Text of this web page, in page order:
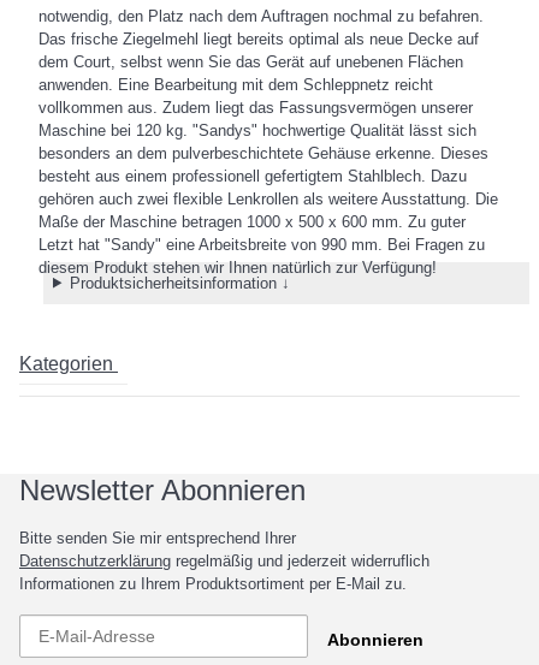
notwendig, den Platz nach dem Auftragen nochmal zu befahren.
Das frische Ziegelmehl liegt bereits optimal als neue Decke auf
dem Court, selbst wenn Sie das Gerät auf unebenen Flächen
anwenden. Eine Bearbeitung mit dem Schleppnetz reicht
vollkommen aus. Zudem liegt das Fassungsvermögen unserer
Maschine bei 120 kg. "Sandys" hochwertige Qualität lässt sich
besonders an dem pulverbeschichtete Gehäuse erkenne. Dieses
besteht aus einem professionell gefertigtem Stahlblech. Dazu
gehören auch zwei flexible Lenkrollen als weitere Ausstattung. Die
Maße der Maschine betragen 1000 x 500 x 600 mm. Zu guter
Letzt hat "Sandy" eine Arbeitsbreite von 990 mm. Bei Fragen zu
diesem Produkt stehen wir Ihnen natürlich zur Verfügung!
Produktsicherheitsinformation ↓
Kategorien
Newsletter Abonnieren
Bitte senden Sie mir entsprechend Ihrer
Datenschutzerklärung regelmäßig und jederzeit widerruflich
Informationen zu Ihrem Produktsortiment per E-Mail zu.
Abonnieren